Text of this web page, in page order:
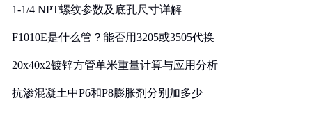
1-1/4 NPT螺纹参数及底孔尺寸详解
F1010E是什么管？能否用3205或3505代换
20x40x2镀锌方管单米重量计算与应用分析
抗渗混凝土中P6和P8膨胀剂分别加多少